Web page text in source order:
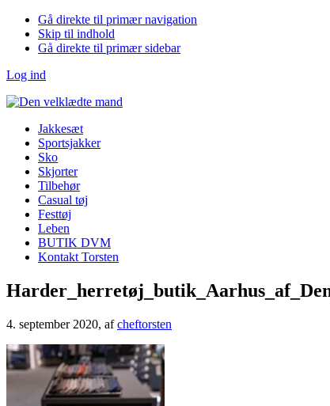
Gå direkte til primær navigation
Skip til indhold
Gå direkte til primær sidebar
Log ind
Jakkesæt
Sportsjakker
Sko
Skjorter
Tilbehør
Casual tøj
Festtøj
Leben
BUTIK DVM
Kontakt Torsten
4. september 2020, afcheftorsten